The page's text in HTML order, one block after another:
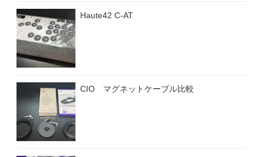
Haute42 C-AT
CIO マグネットケーブル比較